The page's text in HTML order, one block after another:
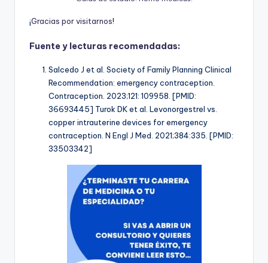
¡Gracias porvisitarnos!
Fuente y lecturas recomendadas:
Salcedo J et al. Society of Family Planning Clinical
Recommendation: emergency contraception.
Contraception. 2023;121: 109958. [PMID:
36693445] Turok DK et al. Levonorgestrel vs.
copper intrauterine devices for emergency
contraception. N Engl J Med. 2021;384:335. [PMID:
33503342]